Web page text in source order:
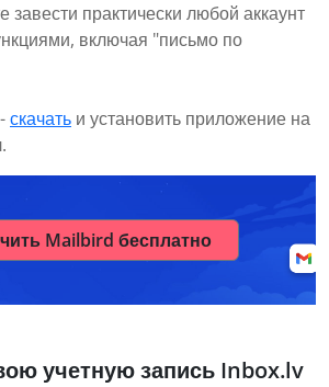
завести практически любой аккаунт
включая "письмо по
скачать и установить приложение на
Mailbird бесплатно
учетную запись Inbox.lv